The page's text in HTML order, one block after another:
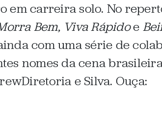
em carreira solo. No
Bem, Viva Rápidoe
com uma série de
nomes da cena
e Silva. Ouça: